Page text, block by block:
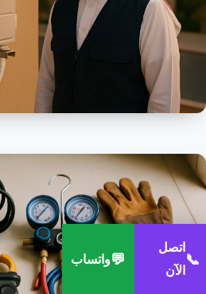
📞
اتصل
الآن
💬واتساب